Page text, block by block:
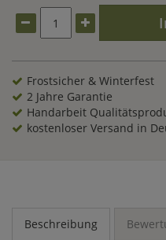
Frostsicher & Winterfest
2 Jahre Garantie
Handarbeit
kostenloser Versand in
Beschreibung